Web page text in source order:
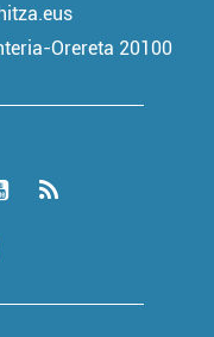
Orereta 20100